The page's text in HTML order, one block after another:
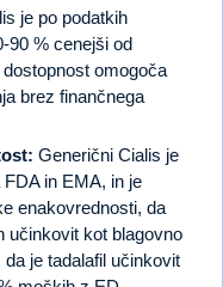
je po podatkih
90 % cenejši od
omogoča
brez finančnega
Generični Cialis je
in EMA, in je
enakovrednosti, da
učinkovit kot blagovno
je tadalafil učinkovit